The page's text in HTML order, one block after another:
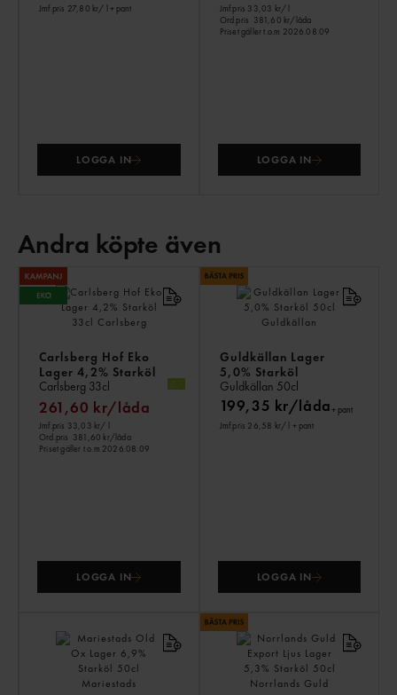
Jmf.pris 27,80 kr/ l + pant
LOGGA IN
Jmf.pris 33,03 kr/ l
Ord.pris 381,60 kr/låda
Priset gäller t.o.m 2026.08.09
LOGGA IN
Andra köpte även
Carlsberg Hof Eko
Lager 4,2% Starköl
Carlsberg 33cl
261,60 kr/låda
Jmf.pris 33,03 kr/ l
Ord.pris 381,60 kr/låda
Priset gäller t.o.m 2026.08.09
LOGGA IN
Guldkällan Lager
5,0% Starköl
Guldkällan 50cl
199,35 kr/låda+ pant
Jmf.pris 26,58 kr/ l + pant
LOGGA IN